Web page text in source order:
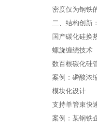
密度仅为钢铁
二、结构创新
国产碳化硅换
螺旋缠绕技术
数百根碳化硅
案例：磷酸浓
模块化设计
支持单管束快
案例：某钢铁